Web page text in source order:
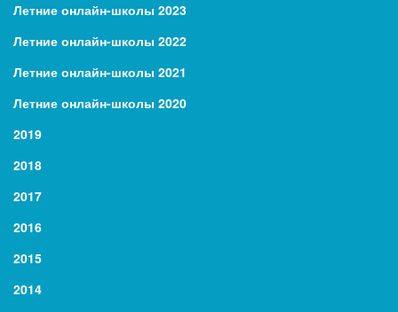
Летние онлайн-школы 2023
Летние онлайн-школы 2022
Летние онлайн-школы 2021
Летние онлайн-школы 2020
2019
2018
2017
2016
2015
2014